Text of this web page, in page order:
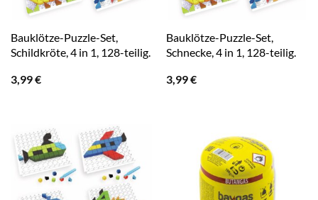
Bauklötze-Puzzle-Set,
Schildkröte, 4 in 1, 128-teilig.
3,99€
Bauklötze-Puzzle-Set,
Schnecke, 4 in 1, 128-teilig.
3,99€